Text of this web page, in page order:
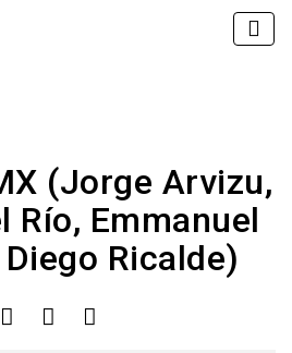
(Jorge Arvizu,
Río, Emmanuel
Ricalde)